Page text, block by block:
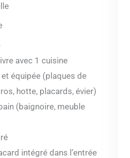
avec 1 cuisine
équipée (plaques de
hotte, placards, évier)
(baignoire, meuble
intégré dans l’entrée